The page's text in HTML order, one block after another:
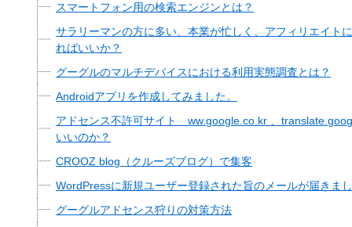
スマートフォン用の検索エンジンとは？
サラリーマンの方に多い、本業が忙しく、アフィリエイト
ればいいか？
グーグルのマルチデバイスにおける利用実態調査とは？
Androidアプリを作成してみました。
アドセンス不許可サイト ww.google.co.kr 、
いいのか？
CROOZ blog（クルーズブログ）で集客
WordPressに新規ユーザー登録された旨のメールが届きま
グーグルアドセンス狩りの対策方法